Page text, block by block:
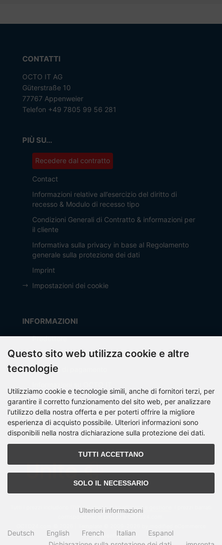
CONTATTI
OCTO IT AG
Güterstraße 10
77767 Appenweier
Telefon +49 7805 99 56 281
PIÙ SU...
Recedere dal contratto
Contact
Informazioni relative all’esercizio del diritto di
recesso & Modulo di recesso tipo
Condizioni Generali di Contratto & informazioni per
il cliente
Informativa sulla privacy in base al Regolamento
generale sulla protezione dei dati
Imprint
Impostazioni dei cookie
INFORMAZIONI
Produttore
Spese di spedizione
Modalità di pagamento
Sitemap
PARTNER
Tutti i prezzi includono l'IVA più spese di spedizione e gestione
Shopsoftware
Questo sito web utilizza cookie e altre
tecnologie
Utilizziamo cookie e tecnologie simili, anche di fornitori terzi, per
garantire il corretto funzionamento del sito web, per analizzare
l'utilizzo della nostra offerta e per poterti offrire la migliore
esperienza di acquisto possibile. Ulteriori informazioni sono
disponibili nella nostra dichiarazione sulla protezione dei dati.
TUTTI ACCETTANO
SOLO IL NECESSARIO
Ulteriori informazioni
Deutsch English French Italian
Espanol